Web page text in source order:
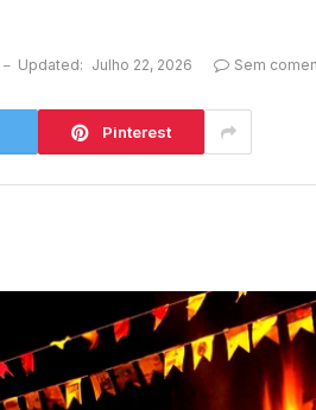
Updated: Julho 22, 2026 Sem
Pinterest